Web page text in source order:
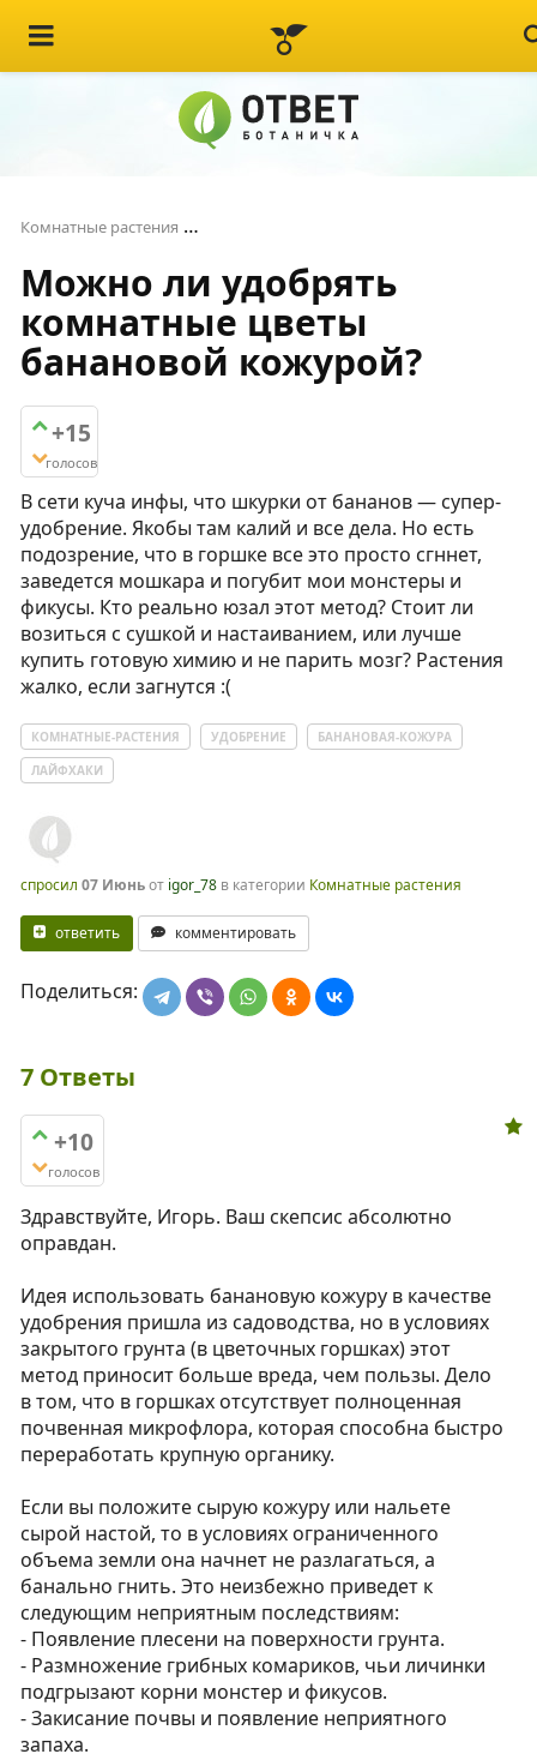
Комнатные растения
Можно ли удобрять
комнатные цветы
банановой кожурой?
+15
голосов
В сети куча инфы, что шкурки от бананов — супер-
удобрение. Якобы там калий и все дела. Но есть
подозрение, что в горшке все это просто сгннет,
заведется мошкара и погубит мои монстеры и
фикусы. Кто реально юзал этот метод? Стоит ли
возиться с сушкой и настаиванием, или лучше
купить готовую химию и не парить мозг? Растения
жалко, если загнутся :(
КОМНАТНЫЕ-РАСТЕНИЯ УДОБРЕНИЕ
БАНАНОВАЯ-КОЖУРА
ЛАЙФХАКИ
спросил 07 Июньот igor_78 в категории Комнатные растения
ответить комментировать
Поделиться:
7 Ответы
+10
голосов
Здравствуйте, Игорь. Ваш скепсис абсолютно
оправдан.
Идея использовать банановую кожуру в качестве
удобрения пришла из садоводства, но в условиях
закрытого грунта (в цветочных горшках) этот
метод приносит больше вреда, чем пользы. Дело
в том, что в горшках отсутствует полноценная
почвенная микрофлора, которая способна быстро
переработать крупную органику.
Если вы положите сырую кожуру или нальете
сырой настой, то в условиях ограниченного
объема земли она начнет не разлагаться, а
банально гнить. Это неизбежно приведет к
следующим неприятным последствиям:
- Появление плесени на поверхности грунта.
- Размножение грибных комариков, чьи личинки
подгрызают корни монстер и фикусов.
- Закисание почвы и появление неприятного
запаха.